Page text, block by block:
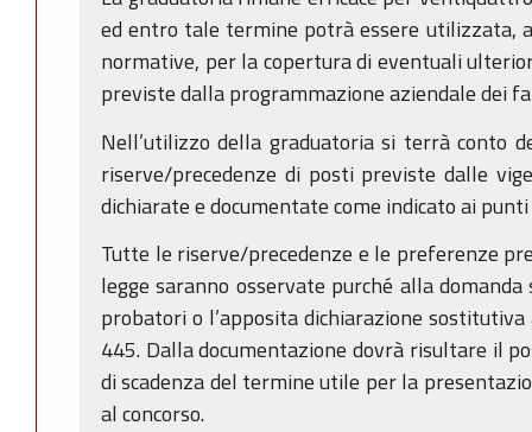
ed entro tale termine potrà essere utilizzata,
normative, per la copertura di eventuali
previste dalla programmazione aziendale dei
Nell’utilizzo della graduatoria si terrà conto
riserve/precedenze di posti previste dalle
dichiarate e documentate come indicato ai
Tutte le riserve/precedenze e le preferenze
legge saranno osservate purché alla
probatori o l’apposita dichiarazione
445. Dalla documentazione dovrà risultare il
di scadenza del termine utile per la
al concorso.